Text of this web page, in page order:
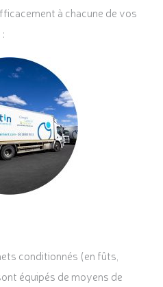
à chacune de vos
conditionnés (en fûts,
équipés de moyens de